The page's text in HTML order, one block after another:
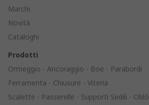
Marchi
Novità
Cataloghi
Prodotti
Ormeggio - Ancoraggio - Boe - Parabordi
Ferramenta - Chiusure - Viteria
Scalette - Passerelle - Supporti Sedili -